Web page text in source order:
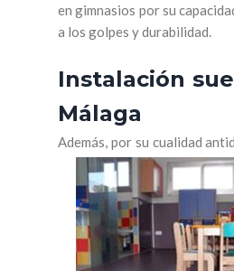
en gimnasios por su
a los golpes y durabilidad.
Instalación
Málaga
Además, por su cualidad